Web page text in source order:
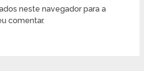
neste navegador para a
comentar.